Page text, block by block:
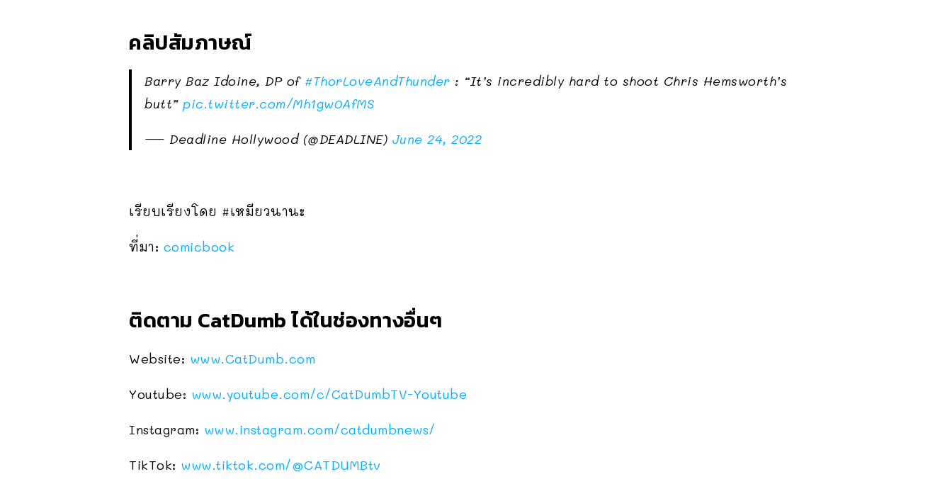
คลิปสัมภาษณ์
Barry Baz Idoine, DP of #ThorLoveAndThunder : “It’s incredibly hard to shoot Chris Hemsworth’s
butt” pic.twitter.com/Mh1gw0AfMS
— Deadline Hollywood (@DEADLINE) June 24, 2022
เรียบเรียงโดย #เหมียวนานะ
ที่มา: comicbook
ติดตาม CatDumb ได้ในช่องทางอื่นๆ
Website: www.CatDumb.com
Youtube: www.youtube.com/c/CatDumbTV-Youtube
Instagram: www.instagram.com/catdumbnews/
TikTok: www.tiktok.com/@CATDUMBtv